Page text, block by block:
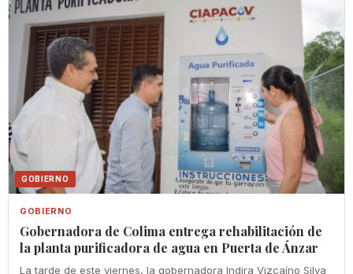
GOBIERNO
GOBIERNO
Gobernadora de Colima entrega rehabilitación de
la planta purificadora de agua en Puerta de Ánzar
La tarde de este viernes, la gobernadora Indira Vizcaíno Silva